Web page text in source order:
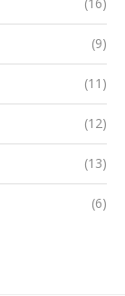
(9)
(11)
(12)
(13)
(6)